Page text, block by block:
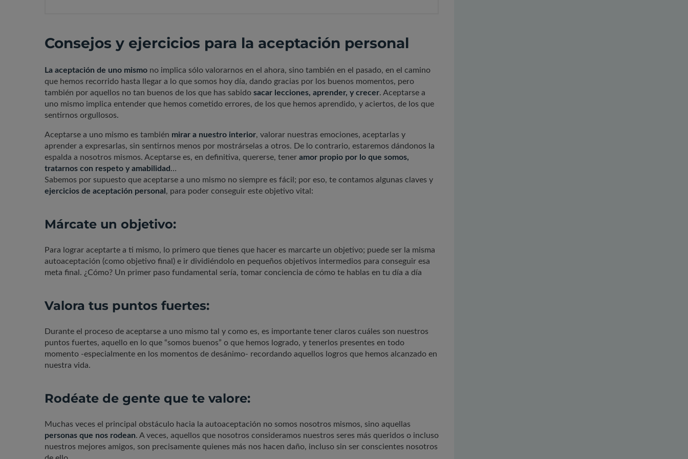
Consejos y ejercicios para la aceptación personal
La aceptación de uno mismo no implica sólo valorarnos en el ahora, sino también en el pasado, en el camino
que hemos recorrido hasta llegar a lo que somos hoy día, dando gracias por los buenos momentos, pero
también por aquellos no tan buenos de los que has sabido sacar lecciones, aprender, y crecer. Aceptarse a
uno mismo implica entender que hemos cometido errores, de los que hemos aprendido, y aciertos, de los que
sentirnos orgullosos.
Aceptarse a uno mismo es también mirar a nuestro interior, valorar nuestras emociones, aceptarlas y
aprender a expresarlas, sin sentirnos menos por mostrárselas a otros. De lo contrario, estaremos dándonos la
espalda a nosotros mismos. Aceptarse es, en definitiva, quererse, tener amor propio por lo que somos,
tratarnos con respeto y amabilidad …
Sabemos por supuesto que aceptarse a uno mismo no siempre es fácil; por eso, te contamos algunas claves y
ejercicios de aceptación personal , para poder conseguir este objetivo vital:
Márcate un objetivo:
Para lograr aceptarte a ti mismo, lo primero que tienes que hacer es marcarte un objetivo; puede ser la misma
autoaceptación (como objetivo final) e ir dividiéndolo en pequeños objetivos intermedios para conseguir esa
meta final. ¿Cómo? Un primer paso fundamental sería, tomar conciencia de cómo te hablas en tu día a día
Valora tus puntos fuertes:
Durante el proceso de aceptarse a uno mismo tal y como es, es importante tener claros cuáles son nuestros
puntos fuertes, aquello en lo que “somos buenos” o que hemos logrado, y tenerlos presentes en todo
momento -especialmente en los momentos de desánimo- recordando aquellos logros que hemos alcanzado en
nuestra vida.
Rodéate de gente que te valore:
Muchas veces el principal obstáculo hacia la autoaceptación no somos nosotros mismos, sino aquellas
personas que nos rodean. A veces, aquellos que nosotros consideramos nuestros seres más queridos o incluso
nuestros mejores amigos, son precisamente quienes más nos hacen daño, incluso sin ser conscientes nosotros